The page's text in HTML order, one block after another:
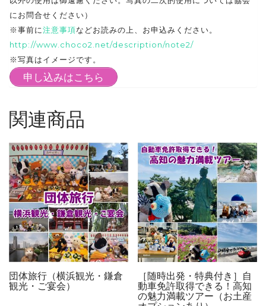
にお問合せください）
※事前に注意事項などお読みの上、お申込みください。
http://www.choco2.net/description/note2/
※写真はイメージです。
申し込みはこちら
関連商品
団体旅行（横浜観光・鎌倉
観光・ご宴会）
［随時出発・特典付き］自
動車免許取得できる！高知
の魅力満載ツアー（お土産